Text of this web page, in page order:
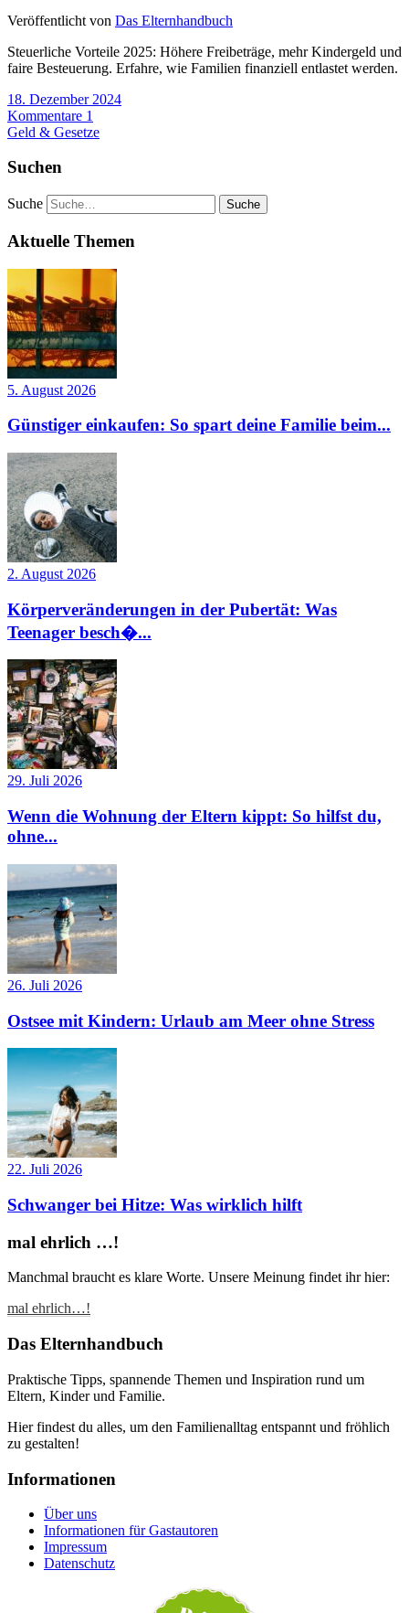
Veröffentlicht von Das Elternhandbuch
Steuerliche Vorteile 2025: Höhere Freibeträge, mehr Kindergeld und
faire Besteuerung. Erfahre, wie Familien finanziell entlastet werden.
18. Dezember 2024
Kommentare 1
Geld & Gesetze
Suchen
Suche
Aktuelle Themen
5. August 2026
Günstiger einkaufen: So spart deine Familie beim...
2. August 2026
Körperveränderungen in der Pubertät: Was
Teenager besch�...
29. Juli 2026
Wenn die Wohnung der Eltern kippt: So hilfst du,
ohne...
26. Juli 2026
Ostsee mit Kindern: Urlaub am Meer ohne Stress
22. Juli 2026
Schwanger bei Hitze: Was wirklich hilft
mal ehrlich …!
Manchmal braucht es klare Worte. Unsere Meinung findet ihr hier:
mal ehrlich…!
Das Elternhandbuch
Praktische Tipps, spannende Themen und Inspiration rund um
Eltern, Kinder und Familie.
Hier findest du alles, um den Familienalltag entspannt und fröhlich
zu gestalten!
Informationen
Über uns
Informationen für Gastautoren
Impressum
Datenschutz